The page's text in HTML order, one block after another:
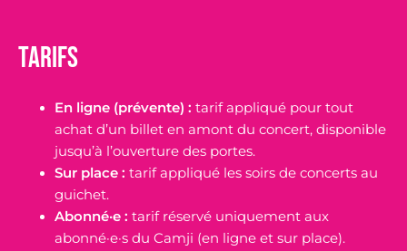
Tarifs
En ligne (prévente) : tarif appliqué pour tout
achat d’un billet en amont du concert, disponible
jusqu’à l’ouverture des portes.
Sur place : tarif appliqué les soirs de concerts au
guichet.
Abonné·e : tarif réservé uniquement aux
abonné·e·s du Camji (en ligne et sur place).